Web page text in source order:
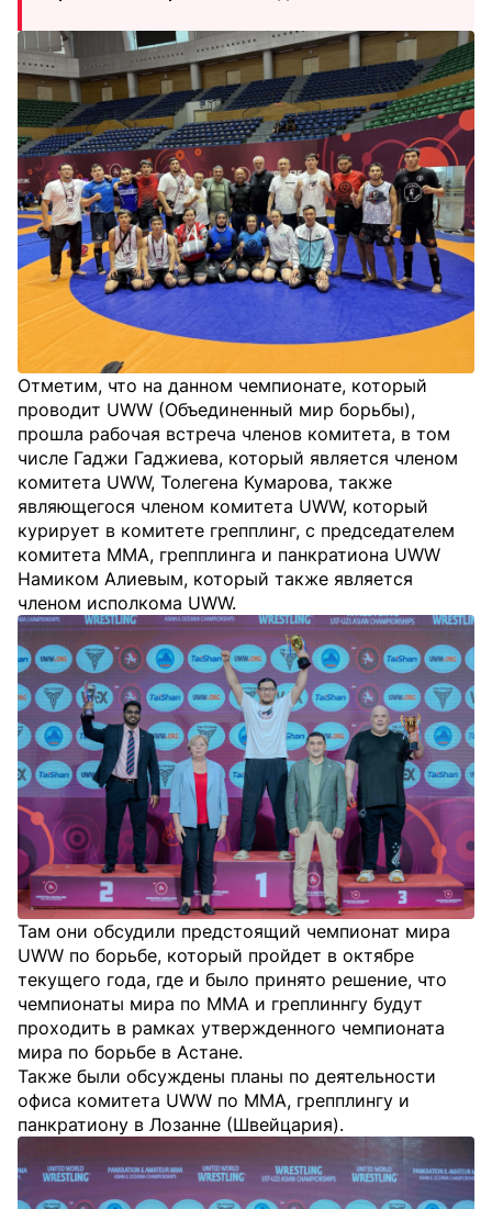
Отметим, что на данном чемпионате, который
проводит UWW (Объединенный мир борьбы),
прошла рабочая встреча членов комитета, в том
числе Гаджи Гаджиевa, который является членом
комитета UWW, Толегена Кумарова, также
являющегося членом комитета UWW, который
курирует в комитете грепплинг, с председателем
комитета ММА, грепплинга и панкратиона UWW
Намиком Алиевым, который также является
членом исполкома UWW.
Там они обсудили предстоящий чемпионат мира
UWW по борьбе, который пройдет в октябре
текущего года, где и было принято решение, что
чемпионаты мира по ММА и греплиннгу будут
проходить в рамках утвержденного чемпионата
мира по борьбе в Астане.
Также были обсуждены планы по деятельности
офиса комитета UWW по ММА, грепплингу и
панкратиону в Лозанне (Швейцария).